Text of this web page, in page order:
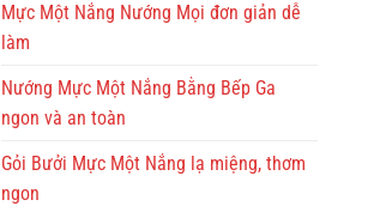
Mực Một Nắng Nướng Mọi đơn giản dễ
làm
Nướng Mực Một Nắng Bằng Bếp Ga
ngon và an toàn
Gỏi Bưởi Mực Một Nắng lạ miệng, thơm
ngon